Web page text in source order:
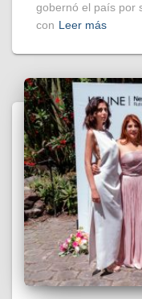
gobernó el país por
con Leer más